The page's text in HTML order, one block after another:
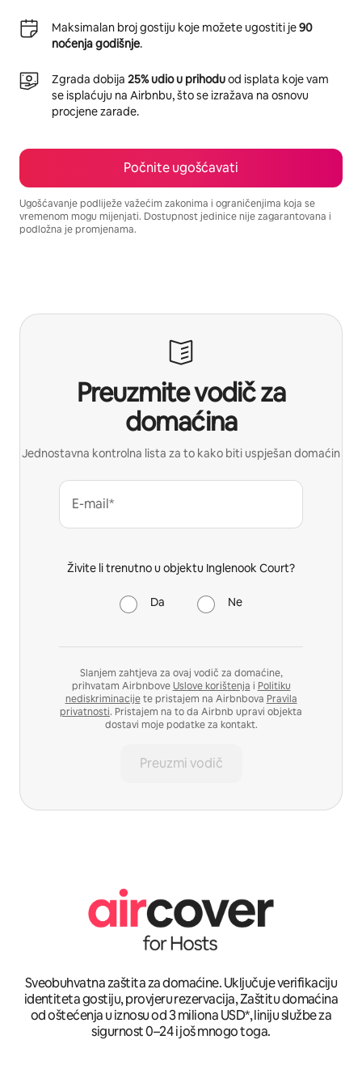
Maksimalan broj gostiju koje možete ugostiti je90
noćenja godišnje.
Zgrada dobija 25% udio u prihoduod isplata koje vam
se isplaćuju na Airbnbu, što se izražava na osnovu
procjene zarade.
Počnite ugošćavati
Ugošćavanje podliježe važećim zakonima i ograničenjima koja se
vremenom mogu mijenjati. Dostupnost jedinice nije zagarantovana i
podložna je promjenama.
Preuzmite vodič za
domaćina
Jednostavna kontrolna lista za to kako biti uspješan domaćin
E-mail*
Živite li trenutno u objektu Inglenook Court?
Da Ne
Slanjem zahtjeva za ovaj vodič za domaćine,
prihvatam AirbnboveUslove korištenja i Politiku
nediskriminacijete pristajem na Airbnbova Pravila
privatnosti. Pristajem na to da Airbnb upravi objekta
dostavi moje podatke za kontakt.
Preuzmi vodič
Sveobuhvatna zaštita za domaćine. Uključuje verifikaciju
identiteta gostiju, provjeru rezervacija, Zaštitu domaćina
od oštećenja u iznosu od 3 miliona USD*, liniju službe za
sigurnost 0–24 i još mnogo toga.